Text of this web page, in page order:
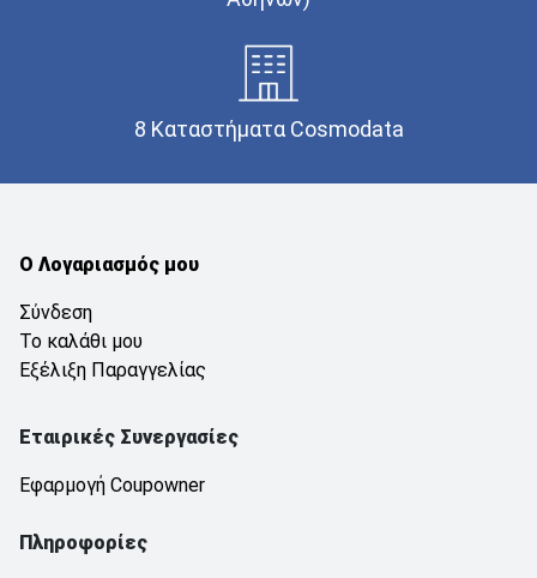
8 Καταστήματα Cosmodata
Ο Λογαριασμός μου
Σύνδεση
Το καλάθι μου
Εξέλιξη Παραγγελίας
Εταιρικές Συνεργασίες
Εφαρμογή Coupowner
Πληροφορίες